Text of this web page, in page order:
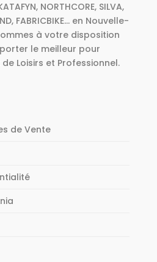
NORTHCORE, SILVA,
FABRICBIKE... en Nouvelle-
à votre disposition
le meilleur pour
Loisirs et Professionnel.
de Vente